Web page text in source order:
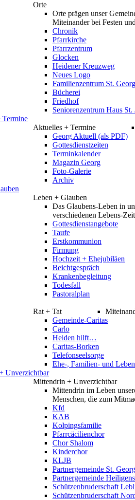
Orte
Orte prägen unser
Miteinander bei Festen
Chronik
Pfarrkirche
Pfarrzentrum
Glocken
Heidener Kreuzweg
Neues Logo
Familienzentrum St. Georg
Bücherei
Friedhof
Seniorenzentrum Haus St.
Termine
Aktuelles + Termine
Georg Aktuell (als PDF)
Gottesdienstzeiten
Terminkalender
Magazin Georg
Foto-Galerie
Archiv
Leben + Glauben
Das Glaubens-Leben in
verschiedenen Lebens-
Gottesdienstangebote
Taufe
Erstkommunion
Firmung
Hochzeit + Ehejubiläen
Beichtgespräch
Krankenbegleitung
Todesfall
Pastoralplan
Rat + Tat
Gemeinde-Caritas
Carlo
Heiden hilft…
Caritas-Borken
Telefonseelsorge
Ehe-, Familien- und
Unverzichtbar
Mittendrin + Unverzichtbar
Mittendrin im Leben
Menschen, die zum
Kfd
KAB
Kolpingsfamilie
Pfarrcäcilienchor
Chor Shalom
Kinderchor
KLJB
Partnergemeinde St.
Partnergemeinde
Schützenbruderschaft
Schützenbruderschaft